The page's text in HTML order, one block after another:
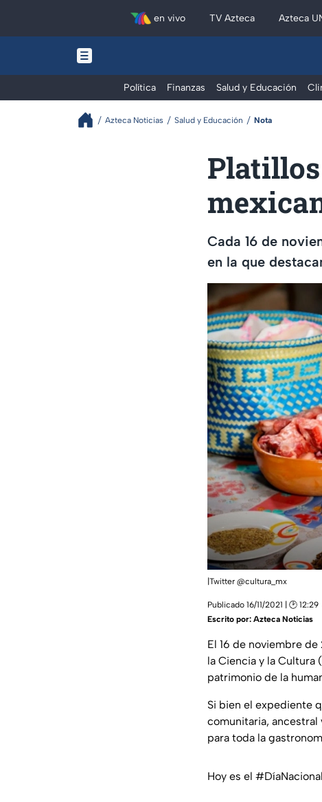
en vivo TV Azteca Azteca
Política Finanzas Salud y Educación
Azteca Noticias Salud y Educación Nota
Cada 16 de
en la que
|Twitter @cultura_mx
Publicado 16/11/2021 | 🕑 12:29
Escrito por: Azteca Noticias
El 16 de noviembre
la Ciencia y la Cultura
patrimonio de la
Si bien el expediente
comunitaria, ancestral
para toda la
Hoy es el